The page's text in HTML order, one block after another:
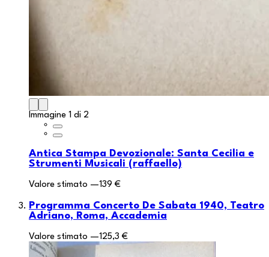
Immagine 1 di 2
Antica Stampa Devozionale: Santa Cecilia e
Strumenti Musicali (raffaello)
Valore stimato —139 €
Programma Concerto De Sabata 1940, Teatro
Adriano, Roma, Accademia
Valore stimato —125,3 €